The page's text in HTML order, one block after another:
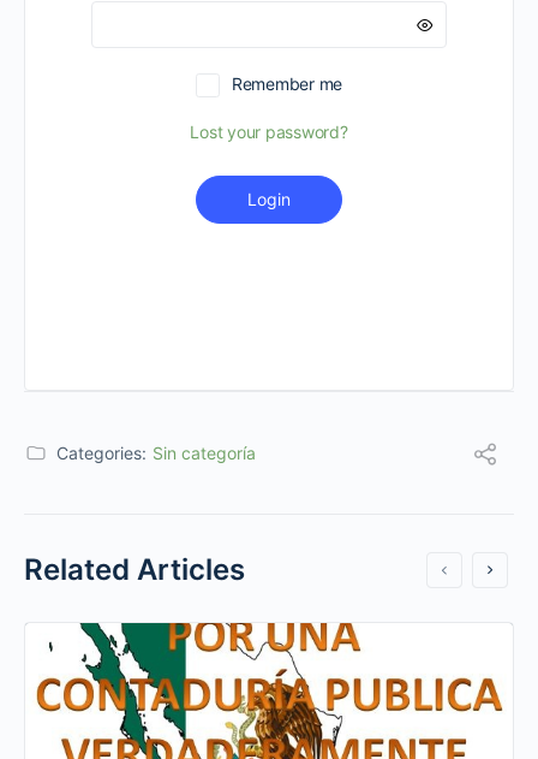
Remember me
Lost your password?
Login
Categories: Sin categoría
Related Articles